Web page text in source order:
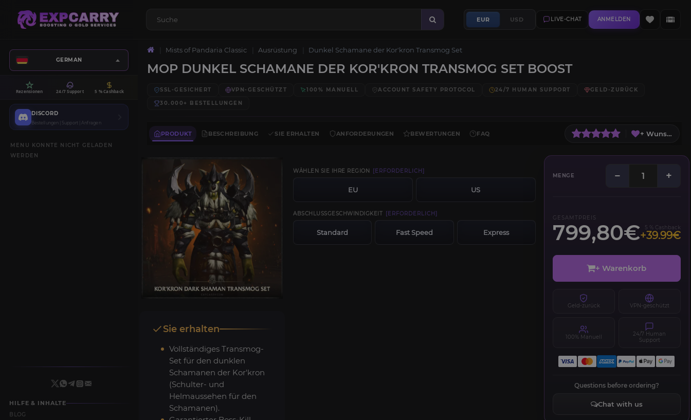
EUR USD LIVE-CHAT ANMELDEN
GERMAN
Rezensionen 24/7 Support 5 % Cashback
DISCORD
Bestellungen | Support | Anfragen
MENU KONNTE NICHT GELADEN
WERDEN
HILFE & INHALTE
BLOG
Mists of Pandaria Classic Ausrüstung Dunkel Schamane der Kor'kron Transmog Set
MOP DUNKEL SCHAMANE DER KOR'KRON TRANSMOG SET BOOST
SSL-GESICHERT VPN-GESCHÜTZT 100% MANUELL ACCOUNT SAFETY PROTOCOL 24/7 HUMAN SUPPORT
GELD-ZURÜCK
30.000+
BESTELLUNGEN
PRODUKT BESCHREIBUNG SIE ERHALTEN ANFORDERUNGEN BEWERTUNGEN FAQ + Wunschliste
WÄHLEN SIE IHRE REGION [ERFORDERLICH]
EU US
ABSCHLUSSGESCHWINDIGKEIT [ERFORDERLICH]
Standard Fast Speed Express
MENGE − +
GESAMTPREIS
799,80€ 5 % Cashback
+39.99€
+ Warenkorb
Geld-zurück VPN-geschützt
100% Manuell
24/7 Human
Support
Questions before ordering?
Chat with us
Sie erhalten
Vollständiges Transmog-
Set für den dunklen
Schamanen der Kor'kron
(Schulter- und
Helmaussehen für den
Schamanen).